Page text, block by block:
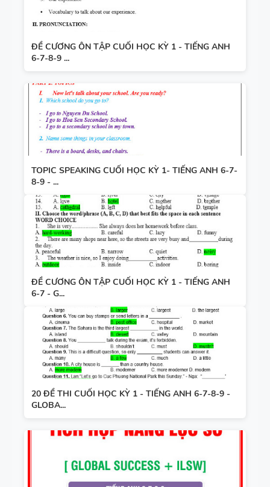
ĐỀ CƯƠNG ÔN TẬP CUỐI HỌC KỲ 1 - TIẾNG ANH
6-7-8-9 ...
TOPIC SPEAKING CUỐI HỌC KỲ 1- TIẾNG ANH 6-7-
8-9 - ...
ĐỀ CƯƠNG ÔN TẬP CUỐI HỌC KỲ 1 - TIẾNG ANH
6-7 - G...
20 ĐỀ THI CUỐI HỌC KỲ 1 - TIẾNG ANH 6-7-8-9 -
GLOBA...